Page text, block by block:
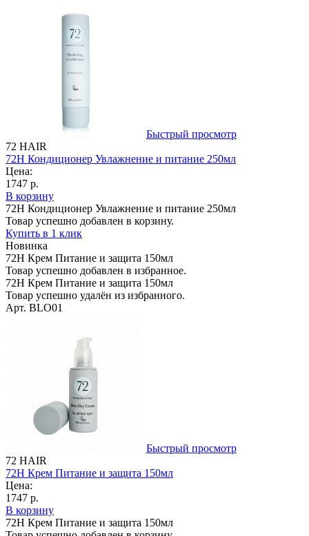
Быстрый просмотр
72 HAIR
72H Кондиционер Увлажнение и питание 250мл
Цена:
1747 р.
В корзину
72H Кондиционер Увлажнение и питание 250мл
Товар успешно добавлен в корзину.
Купить в 1 клик
Новинка
72H Крем Питание и защита 150мл
Товар успешно добавлен в избранное.
72H Крем Питание и защита 150мл
Товар успешно удалён из избранного.
Арт. BLO01
Быстрый просмотр
72 HAIR
72H Крем Питание и защита 150мл
Цена:
1747 р.
В корзину
72H Крем Питание и защита 150мл